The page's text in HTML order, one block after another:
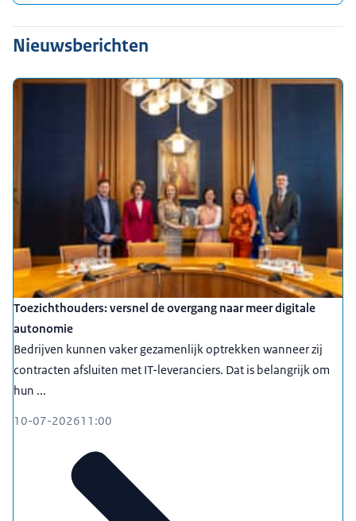
Nieuwsberichten
Toezichthouders: versnel de overgang naar meer digitale
autonomie
Bedrijven kunnen vaker gezamenlijk optrekken wanneer zij
contracten afsluiten met IT-leveranciers. Dat is belangrijk om
hun ...
10-07-202611:00